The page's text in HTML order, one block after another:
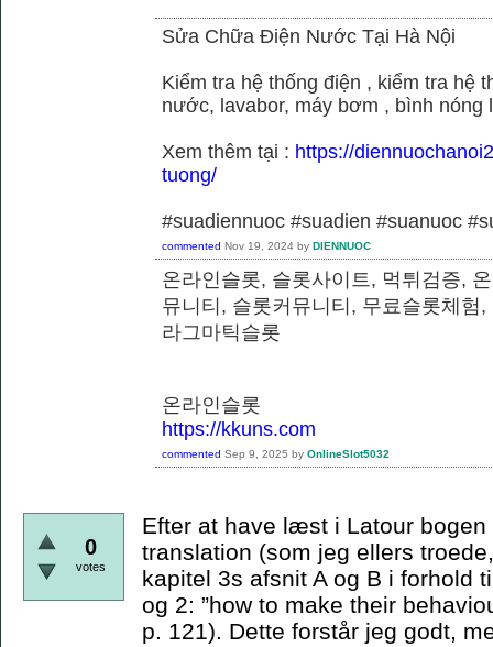
Sửa Chữa Điện Nước Tại Hà Nội
Kiểm tra hệ thống điện , kiểm tra hệ
nước, lavabor, máy bơm , bình nóng
Xem thêm tại : https://
tuong/
#suadiennuoc #suadien #suanuoc
commented Nov 19, 2024 by DIENNUOC
온라인슬롯, 슬롯사이트, 먹튀검증,
뮤니티, 슬롯커뮤니티, 무료슬롯체험
라그마틱슬롯
온라인슬롯
https://kkuns.com
commented Sep 9, 2025 by OnlineSlot5032
0
votes
Efter at have læst i Latour
translation (som jeg ellers
kapitel 3s afsnit A og B i forhold
og 2: ”how to make their
p. 121). Dette forstår jeg godt,